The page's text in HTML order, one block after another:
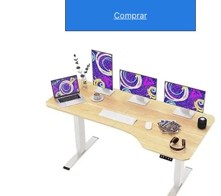
Comprar